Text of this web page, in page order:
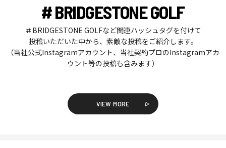
# BRIDGESTONE GOLF
＃BRIDGESTONE GOLFなど関連ハッシュタグを付けて
投稿いただいた中から、素敵な投稿をご紹介します。
（当社公式Instagramアカウント、当社契約プロのInstagramアカ
ウント等の投稿も含みます）
VIEW MORE